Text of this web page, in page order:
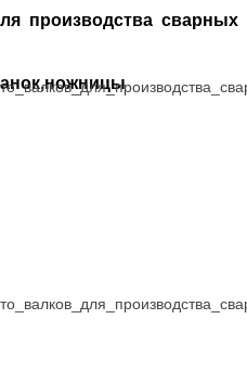
производства сварных